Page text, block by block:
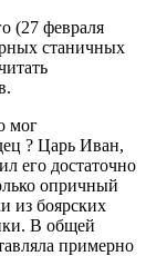
(27 февраля
станичных
мог
? Царь Иван,
его достаточно
опричный
из боярских
В общей
примерно